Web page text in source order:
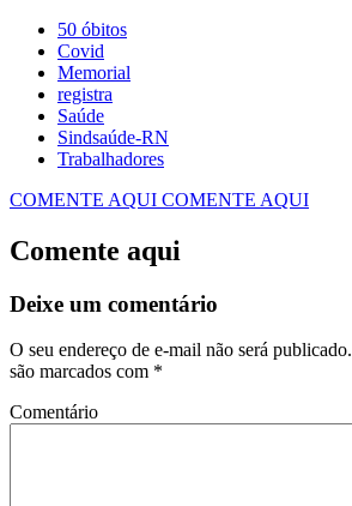
50 óbitos
Covid
Memorial
registra
Saúde
Sindsaúde-RN
Trabalhadores
COMENTE AQUI COMENTE AQUI
Comente aqui
Deixe um comentário
O seu endereço de e-mail não será publicado.
são marcados com *
Comentário